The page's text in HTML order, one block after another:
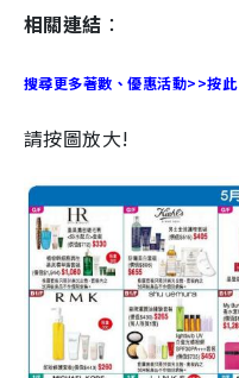
相關連結 ：
搜尋更多著數、優惠活動>>按此
請按圖放大!